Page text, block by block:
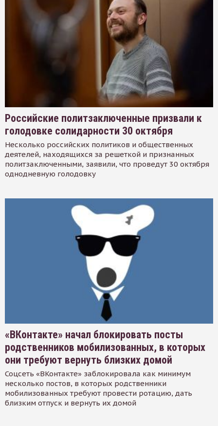
Российские политзаключенные призвали к
голодовке солидарности 30 октября
Несколько российских политиков и общественных
деятелей, находящихся за решеткой и признанных
политзаключенными, заявили, что проведут 30 октября
однодневную голодовку
«ВКонтакте» начал блокировать посты
родственников мобилизованных, в которых
они требуют вернуть близких домой
Соцсеть «ВКонтакте» заблокировала как минимум
несколько постов, в которых родственники
мобилизованных требуют провести ротацию, дать
близким отпуск и вернуть их домой